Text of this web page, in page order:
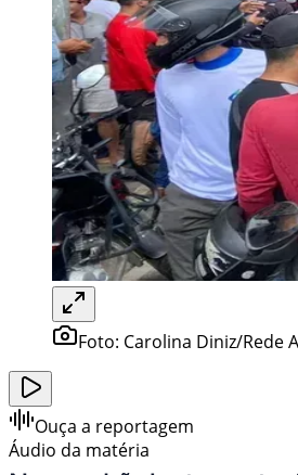
Foto: Carolina Diniz/Rede
Ouça a reportagem
Áudio da matéria